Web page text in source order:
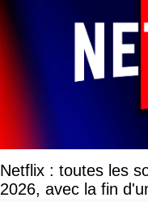
Netflix : toutes les
2026, avec la fin